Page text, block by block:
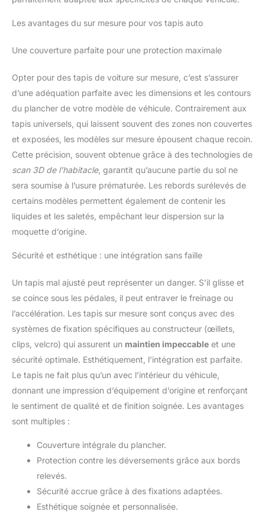
Les avantages du sur mesure pour vos tapis auto
Une couverture parfaite pour une protection maximale
Opter pour des tapis de voiture sur mesure, c’est s’assurer
d’une adéquation parfaite avec les dimensions et les contours
du plancher de votre modèle de véhicule. Contrairement aux
tapis universels, qui laissent souvent des zones non couvertes
et exposées, les modèles sur mesure épousent chaque recoin.
Cette précision, souvent obtenue grâce à des technologies de
scan 3D de l’habitacle, garantit qu’aucune partie du sol ne
sera soumise à l’usure prématurée. Les rebords surélevés de
certains modèles permettent également de contenir les
liquides et les saletés, empêchant leur dispersion sur la
moquette d’origine.
Sécurité et esthétique : une intégration sans faille
Un tapis mal ajusté peut représenter un danger. S’il glisse et
se coince sous les pédales, il peut entraver le freinage ou
l’accélération. Les tapis sur mesure sont conçus avec des
systèmes de fixation spécifiques au constructeur (œillets,
clips, velcro) qui assurent un maintien impeccable et une
sécurité optimale. Esthétiquement, l’intégration est parfaite.
Le tapis ne fait plus qu’un avec l’intérieur du véhicule,
donnant une impression d’équipement d’origine et renforçant
le sentiment de qualité et de finition soignée. Les avantages
sont multiples :
Couverture intégrale du plancher.
Protection contre les déversements grâce aux bords
relevés.
Sécurité accrue grâce à des fixations adaptées.
Esthétique soignée et personnalisée.